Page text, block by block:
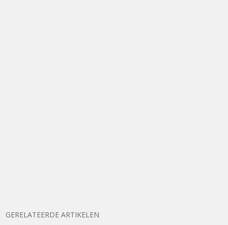
GERELATEERDE ARTIKELEN